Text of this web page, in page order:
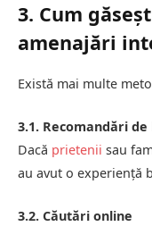
3. Cum
amenajări
Există mai multe
3.1. Recomandări
Dacă prietenii sau
au avut o experiență
3.2. Căutări online